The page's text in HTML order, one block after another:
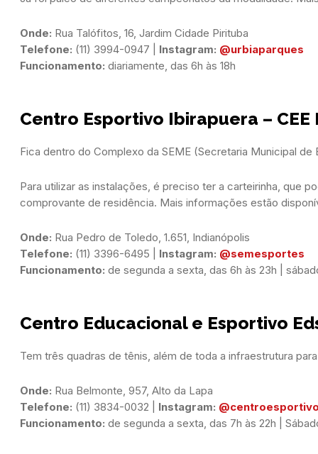
Onde:
Telefone: (11) 3994-0947 | Instagram: @urbiaparques
Funcionamento: diariamente, das 6h às 18h
Centro Esportivo Ibirapuera – CEE
Fica dentro do Complexo da SEME (Secretaria Municipal
Para utilizar as instalações, é preciso ter a carteirinha, que
comprovante de residência. Mais informações estão
Onde:
Telefone: (11) 3396-6495 | Instagram: @semesportes
Funcionamento: de segunda a sexta, das 6h às 23h |
Centro Educacional e Esportivo
Tem três quadras de tênis, além de toda a infraestrutura
Onde:
Telefone: (11) 3834-0032 | Instagram:
Funcionamento: de segunda a sexta, das 7h às 22h |